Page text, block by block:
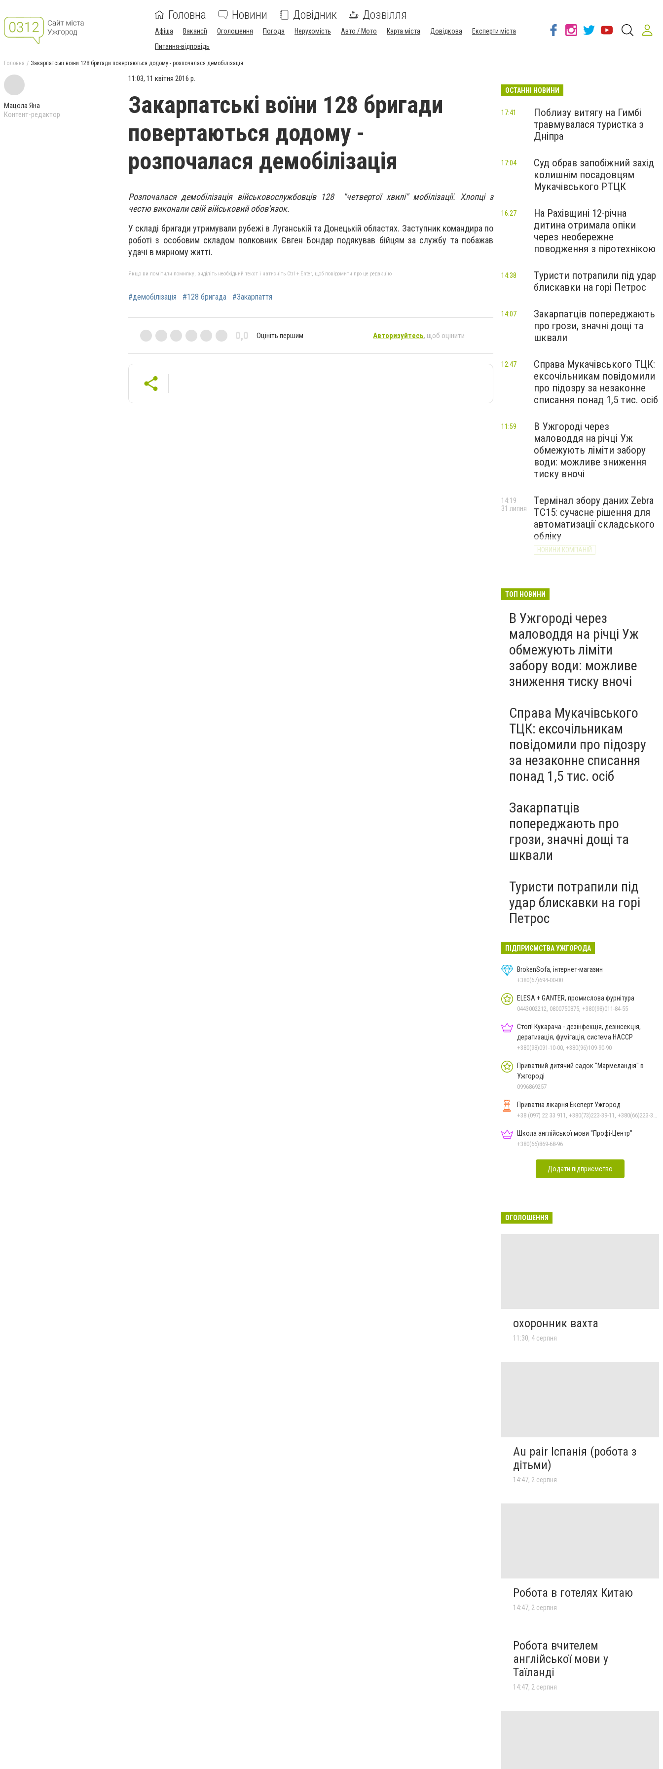
Головна Новини Довідник Дозвілля
Афіша Вакансії Оголошення Погода Нерухомість Авто / Мото Карта міста Довідкова
Експерти міста
Питання-відповідь
Головна Закарпатські воїни 128 бригади повертаються додому - розпочалася демобілізація
Мацола Яна
Контент-редактор
11:03, 11 квітня 2016 р.
Закарпатські воїни 128 бригади
повертаються додому -
розпочалася демобілізація
Розпочалася демобілізація військовослужбовців 128 "четвертої хвилі" мобілізації. Хлопці з
честю виконали свій військовий обов'язок.
У складі бригади утримували рубежі в Луганській та Донецькій областях. Заступник командира по
роботі з особовим складом полковник Євген Бондар подякував бійцям за службу та побажав
удачі в мирному житті.
Якщо ви помітили помилку, виділіть необхідний текст і натисніть Ctrl + Enter, щоб повідомити про це редакцію
#демобілізація #128 бригада #Закарпаття
0,0 Оцініть першим Авторизуйтесь, щоб оцінити
ОСТАННІ НОВИНИ
Поблизу витягу на Гимбі
травмувалася туристка з
Дніпра
17:41
Суд обрав запобіжний захід
колишнім посадовцям
Мукачівського РТЦК
17:04
На Рахівщині 12-річна
дитина отримала опіки
через необережне
поводження з піротехнікою
16:27
Туристи потрапили під удар
блискавки на горі Петрос
14:38
Закарпатців попереджають
про грози, значні дощі та
шквали
14:07
Справа Мукачівського ТЦК:
ексочільникам повідомили
про підозру за незаконне
списання понад 1,5 тис. осіб
12:47
В Ужгороді через
маловоддя на річці Уж
обмежують ліміти забору
води: можливе зниження
тиску вночі
11:59
Термінал збору даних Zebra
TC15: сучасне рішення для
автоматизації складського
обліку
НОВИНИ КОМПАНІЙ
14:19
31 липня
ТОП НОВИНИ
В Ужгороді через
маловоддя на річці Уж
обмежують ліміти
забору води: можливе
зниження тиску вночі
Справа Мукачівського
ТЦК: ексочільникам
повідомили про підозру
за незаконне списання
понад 1,5 тис. осіб
Закарпатців
попереджають про
грози, значні дощі та
шквали
Туристи потрапили під
удар блискавки на горі
Петрос
ПІДПРИЄМСТВА УЖГОРОДА
BrokenSofa, інтернет-магазин
+380(67)694-00-00
ELESA + GANTER, промислова фурнітура
0443002212, 0800750875, +380(98)011-84-55
Стоп! Кукарача - дезінфекція, дезінсекція,
дератизація, фумігація, система HACCP
+380(98)091-10-00, +380(96)109-90-90
Приватний дитячий садок "Мармеландія" в
Ужгороді
0996869257
Приватна лікарня Експерт Ужгород
+38 (097) 22 33 911, +380(73)223-39-11, +380(66)223-39-11
Школа англійської мови "Профі-Центр"
+380(66)869-68-96
Додати підприємство
ОГОЛОШЕННЯ
охоронник вахта
11:30, 4 серпня
Au pair Іспанія (робота з
дітьми)
14:47, 2 серпня
Робота в готелях Китаю
14:47, 2 серпня
Робота вчителем
англійської мови у
Таїланді
14:47, 2 серпня